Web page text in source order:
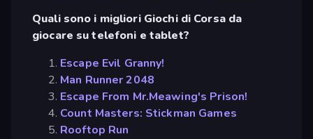
Quali sono i migliori Giochi di Corsa da
giocare su telefoni e tablet?
Escape Evil Granny!
Man Runner 2048
Escape From Mr.Meawing's Prison!
Count Masters: Stickman Games
Rooftop Run